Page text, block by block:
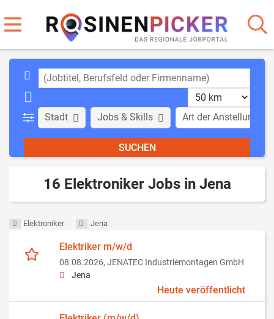
Stadt Art der Anstellung
Jobs & Skills
16 Elektroniker Jobs in Jena
Elektroniker Jena
Elektriker m/w/d
08.08.2026, JENATEC Industriemontagen GmbH
Jena
Heute veröffentlicht